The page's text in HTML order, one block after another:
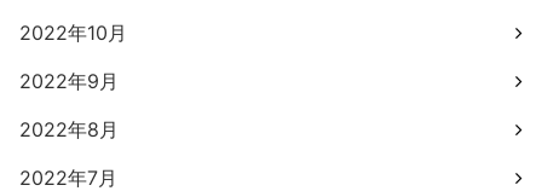
2022年10月
2022年9月
2022年8月
2022年7月